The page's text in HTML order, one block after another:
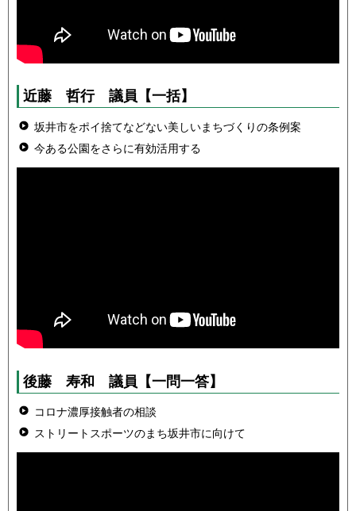
近藤 哲行 議員 【一括】
坂井市をポイ捨てなどない美しいまちづくりの条例案
今ある公園をさらに有効活用する
後藤 寿和 議員 【一問一答】
コロナ濃厚接触者の相談
ストリートスポーツのまち坂井市に向けて